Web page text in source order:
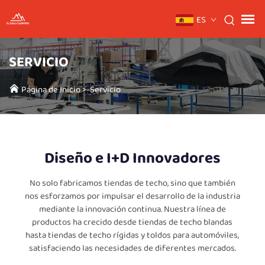
ES
SERVICIO
Página de Inicio>Servicio
Diseño e I+D Innovadores
No solo fabricamos tiendas de techo, sino que también
nos esforzamos por impulsar el desarrollo de la industria
mediante la innovación continua. Nuestra línea de
productos ha crecido desde tiendas de techo blandas
hasta tiendas de techo rígidas y toldos para automóviles,
satisfaciendo las necesidades de diferentes mercados.